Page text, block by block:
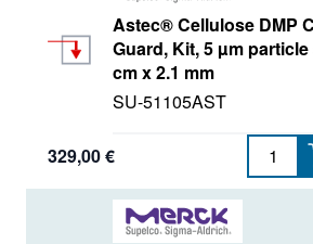
Astec® Cellulose DMP
Guard, Kit, 5 µm particle
cm x 2.1 mm
SU-51105AST
329,00 €